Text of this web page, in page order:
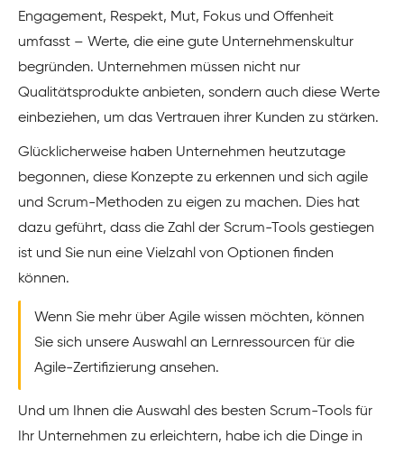
Engagement, Respekt, Mut, Fokus und Offenheit
umfasst – Werte, die eine gute Unternehmenskultur
begründen. Unternehmen müssen nicht nur
Qualitätsprodukte anbieten, sondern auch diese Werte
einbeziehen, um das Vertrauen ihrer Kunden zu stärken.
Glücklicherweise haben Unternehmen heutzutage
begonnen, diese Konzepte zu erkennen und sich agile
und Scrum-Methoden zu eigen zu machen. Dies hat
dazu geführt, dass die Zahl der Scrum-Tools gestiegen
ist und Sie nun eine Vielzahl von Optionen finden
können.
Wenn Sie mehr über Agile wissen möchten, können
Sie sich unsere Auswahl an Lernressourcen für die
Agile-Zertifizierung ansehen.
Und um Ihnen die Auswahl des besten Scrum-Tools für
Ihr Unternehmen zu erleichtern, habe ich die Dinge in